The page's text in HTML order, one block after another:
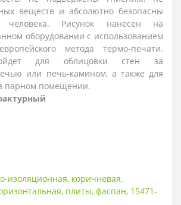
веществ и абсолютно безопасны
человека. Рисунок нанесен на
оборудовании с использованием
метода термо-печати.
для облицовки стен за
или печь-камином, а также для
парном помещении.
изоляционная, коричневая,
, плиты, фаспан, 15471-